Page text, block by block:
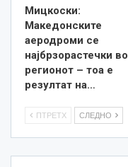
Мицкоски:
Македонските
аеродроми се
најбрзорастечки во
регионот – тоа е
резултат на…
ПТРЕТХ СЛЕДНО